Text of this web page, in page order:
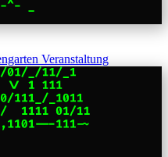
Veranstaltung